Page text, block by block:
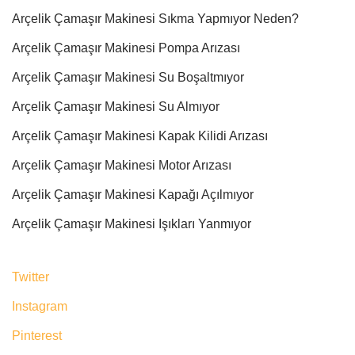
Arçelik Çamaşır Makinesi Sıkma Yapmıyor Neden?
Arçelik Çamaşır Makinesi Pompa Arızası
Arçelik Çamaşır Makinesi Su Boşaltmıyor
Arçelik Çamaşır Makinesi Su Almıyor
Arçelik Çamaşır Makinesi Kapak Kilidi Arızası
Arçelik Çamaşır Makinesi Motor Arızası
Arçelik Çamaşır Makinesi Kapağı Açılmıyor
Arçelik Çamaşır Makinesi Işıkları Yanmıyor
Twitter
Instagram
Pinterest